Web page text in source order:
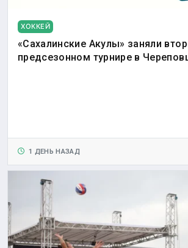
ХОККЕЙ
«Сахалинские Акулы» заняли
предсезонном турнире в
1 ДЕНЬ НАЗАД